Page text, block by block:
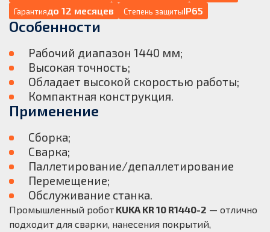
Гарантиядо 12 месяцев Степень защитыIP65
Особенности
Рабочий диапазон 1440 мм;
Высокая точность;
Обладает высокой скоростью работы;
Компактная конструкция.
Применение
Сборка;
Сварка;
Паллетирование/депаллетирование
Перемещение;
Обслуживание станка.
Промышленный робот KUKA KR 10 R1440-2 — отлично
подходит для сварки, нанесения покрытий,